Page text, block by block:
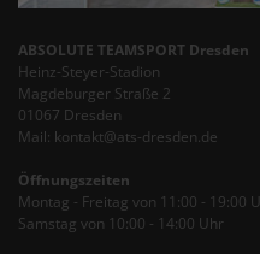
ABSOLUTE TEAMSPORT Dresden
Heinz-Steyer-Stadion
Magdeburger Straße 2
01067 Dresden
Mail: kontakt@ats-dresden.de
Öffnungszeiten
Montag - Freitag von 11:00 - 19:00
Samstag von 10:00 - 14:00 Uhr